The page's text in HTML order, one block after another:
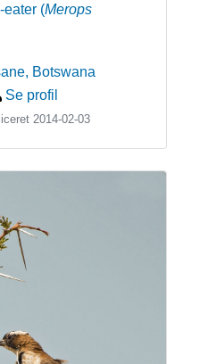
eater (Merops
, Botswana
Se profil
2014-02-03